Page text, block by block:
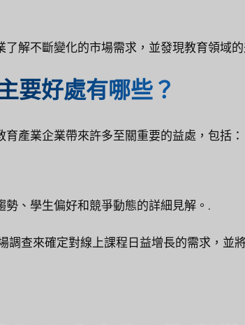
了解不斷變化的市場需求，並發現教育領域
要好處有哪些？
產業企業帶來許多至關重要的益處，包括：
、學生偏好和競爭動態的詳細見解。.
調查來確定對線上課程日益增長的需求，並